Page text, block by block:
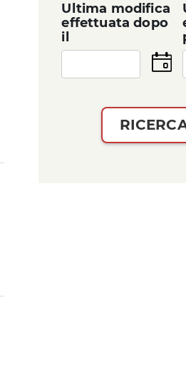
Ultima modifica
effettuata dopo
il
la